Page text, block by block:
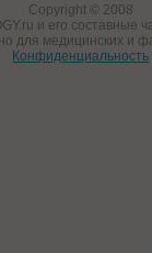
Copyright © 2008
и его составные
для медицинских и
Конфиденциальность